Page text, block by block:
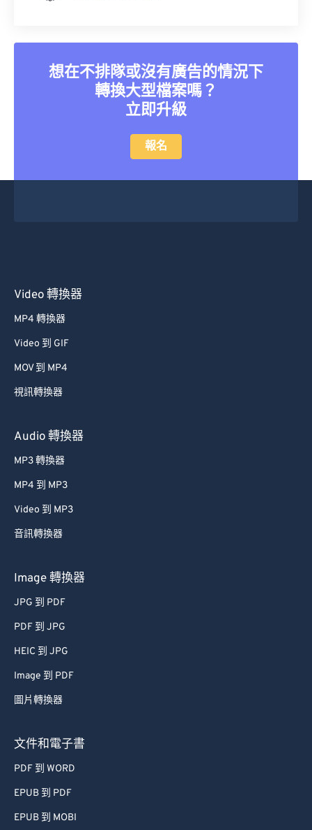
想在不排隊或沒有廣告的情況下
轉換大型檔案嗎？
立即升級
報名
Video 轉換器
MP4 轉換器
Video 到 GIF
MOV 到 MP4
視訊轉換器
Audio 轉換器
MP3 轉換器
MP4 到 MP3
Video 到 MP3
音訊轉換器
Image 轉換器
JPG 到 PDF
PDF 到 JPG
HEIC 到 JPG
Image 到 PDF
圖片轉換器
文件和電子書
PDF 到 WORD
EPUB 到 PDF
EPUB 到 MOBI